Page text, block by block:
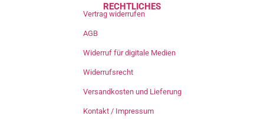
RECHTLICHES
Vertrag widerrufen
AGB
Widerruf für digitale Medien
Widerrufsrecht
Versandkosten und Lieferung
Kontakt / Impressum